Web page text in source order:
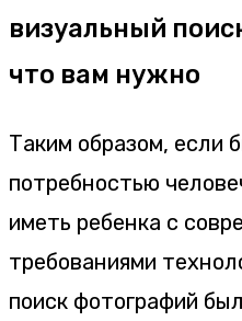
визуальный
что вам нужно
Таким образом, если
потребностью
иметь ребенка с
требованиями
поиск фотографий